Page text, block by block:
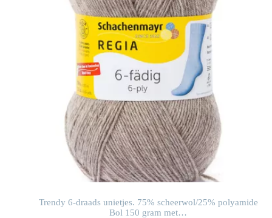
Trendy 6-draads unietjes. 75% scheerwol/25% polyamide
Bol 150 gram met…